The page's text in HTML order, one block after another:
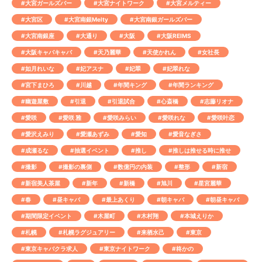
#大宮ガールズバー #大宮ナイトワーク #大宮メルティー
#大宮区 #大宮南銀Melty #大宮南銀ガールズバー
#大宮南銀座 #大通り #大阪 #大阪REIMS
#大阪キャバキャバ #天乃麗華 #天使かれん #女社長
#如月れいな #妃アスナ #妃翠 #妃翠れな
#宮下まひろ #川越 #年間キング #年間ランキング
#幽遊屋敷 #引退 #引退試合 #心斎橋 #志藤リオナ
#愛咲 #愛咲 雅 #愛咲みらい #愛咲れな #愛咲叶恋
#愛沢えみり #愛瀬あずみ #愛知 #愛音なぎさ
#成瀬るな #抽選イベント #推し #推しは推せる時に推せ
#撮影 #撮影の裏側 #数億円の内装 #整形 #新宿
#新宿美人茶屋 #新年 #新橋 #旭川 #星宮麗華
#春 #昼キャバ #最上あくり #朝キャバ #朝昼キャバ
#期間限定イベント #木屋町 #木村翔 #本城えりか
#札幌 #札幌ラグジュアリー #来栖水己 #東京
#東京キャバクラ求人 #東京ナイトワーク #柊かの